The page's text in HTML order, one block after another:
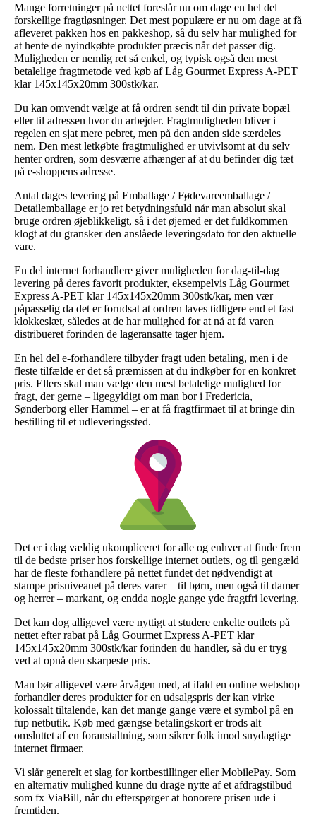
Mange forretninger på nettet foreslår nu om dage en hel del
forskellige fragtløsninger. Det mest populære er nu om dage at få
afleveret pakken hos en pakkeshop, så du selv har mulighed for
at hente de nyindkøbte produkter præcis når det passer dig.
Muligheden er nemlig ret så enkel, og typisk også den mest
betalelige fragtmetode ved køb af Låg Gourmet Express A-PET
klar 145x145x20mm 300stk/kar.
Du kan omvendt vælge at få ordren sendt til din private bopæl
eller til adressen hvor du arbejder. Fragtmuligheden bliver i
regelen en sjat mere pebret, men på den anden side særdeles
nem. Den mest letkøbte fragtmulighed er utvivlsomt at du selv
henter ordren, som desværre afhænger af at du befinder dig tæt
på e-shoppens adresse.
Antal dages levering på Emballage / Fødevareemballage /
Detailemballage er jo ret betydningsfuld når man absolut skal
bruge ordren øjeblikkeligt, så i det øjemed er det fuldkommen
klogt at du gransker den anslåede leveringsdato for den aktuelle
vare.
En del internet forhandlere giver muligheden for dag-til-dag
levering på deres favorit produkter, eksempelvis Låg Gourmet
Express A-PET klar 145x145x20mm 300stk/kar, men vær
påpasselig da det er forudsat at ordren laves tidligere end et fast
klokkeslæt, således at de har mulighed for at nå at få varen
distribueret forinden de lageransatte tager hjem.
En hel del e-forhandlere tilbyder fragt uden betaling, men i de
fleste tilfælde er det så præmissen at du indkøber for en konkret
pris. Ellers skal man vælge den mest betalelige mulighed for
fragt, der gerne – ligegyldigt om man bor i Fredericia,
Sønderborg eller Hammel – er at få fragtfirmaet til at bringe din
bestilling til et udleveringssted.
Det er i dag vældig ukompliceret for alle og enhver at finde frem
til de bedste priser hos forskellige internet outlets, og til gengæld
har de fleste forhandlere på nettet fundet det nødvendigt at
stampe prisniveauet på deres varer – til børn, men også til damer
og herrer – markant, og endda nogle gange yde fragtfri levering.
Det kan dog alligevel være nyttigt at studere enkelte outlets på
nettet efter rabat på Låg Gourmet Express A-PET klar
145x145x20mm 300stk/kar forinden du handler, så du er tryg
ved at opnå den skarpeste pris.
Man bør alligevel være årvågen med, at ifald en online webshop
forhandler deres produkter for en udsalgspris der kan virke
kolossalt tiltalende, kan det mange gange være et symbol på en
fup netbutik. Køb med gængse betalingskort er trods alt
omsluttet af en foranstaltning, som sikrer folk imod snydagtige
internet firmaer.
Vi slår generelt et slag for kortbestillinger eller MobilePay. Som
en alternativ mulighed kunne du drage nytte af et afdragstilbud
som fx ViaBill, når du efterspørger at honorere prisen ude i
fremtiden.